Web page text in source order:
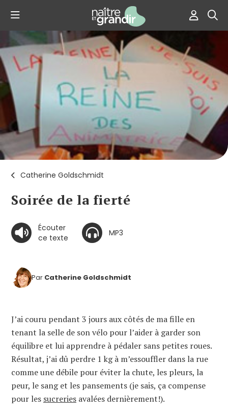
Catherine Goldschmidt
Soirée de la fierté
Écouter
ce texte
MP3
Par Catherine Goldschmidt
J’ai couru pendant 3 jours aux côtés de ma fille en
tenant la selle de son vélo pour l’aider à garder son
équilibre et lui apprendre à pédaler sans petites roues.
Résultat, j’ai dû perdre 1 kg à m’essouffler dans la rue
comme une débile pour éviter la chute, les pleurs, la
peur, le sang et les pansements (je sais, ça compense
pour les sucreries avalées dernièrement!).